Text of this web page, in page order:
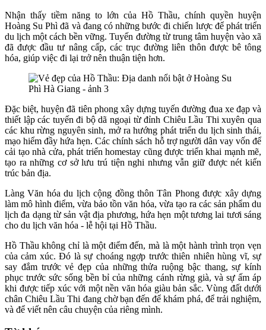
Nhận thấy tiềm năng to lớn của Hồ Thầu, chính quyền huyện
Hoàng Su Phì đã và đang có những bước đi chiến lược để phát triển
du lịch một cách bền vững. Tuyến đường từ trung tâm huyện vào xã
đã được đầu tư nâng cấp, các trục đường liên thôn được bê tông
hóa, giúp việc đi lại trở nên thuận tiện hơn.
Đặc biệt, huyện đã tiên phong xây dựng tuyến đường đua xe đạp và
thiết lập các tuyến đi bộ dã ngoại từ đỉnh Chiêu Lầu Thi xuyên qua
các khu rừng nguyên sinh, mở ra hướng phát triển du lịch sinh thái,
mạo hiểm đầy hứa hẹn. Các chính sách hỗ trợ người dân vay vốn để
cải tạo nhà cửa, phát triển homestay cũng được triển khai mạnh mẽ,
tạo ra những cơ sở lưu trú tiện nghi nhưng vẫn giữ được nét kiến
trúc bản địa.
Làng Văn hóa du lịch cộng đồng thôn Tân Phong được xây dựng
làm mô hình điểm, vừa bảo tồn văn hóa, vừa tạo ra các sản phẩm du
lịch đa dạng từ sản vật địa phương, hứa hẹn một tương lai tươi sáng
cho du lịch văn hóa - lễ hội tại Hồ Thầu.
Hồ Thầu không chỉ là một điểm đến, mà là một hành trình trọn vẹn
của cảm xúc. Đó là sự choáng ngợp trước thiên nhiên hùng vĩ, sự
say đắm trước vẻ đẹp của những thửa ruộng bậc thang, sự kính
phục trước sức sống bền bỉ của những cánh rừng già, và sự ấm áp
khi được tiếp xúc với một nền văn hóa giàu bản sắc. Vùng đất dưới
chân Chiêu Lầu Thi đang chờ bạn đến để khám phá, để trải nghiệm,
và để viết nên câu chuyện của riêng mình.